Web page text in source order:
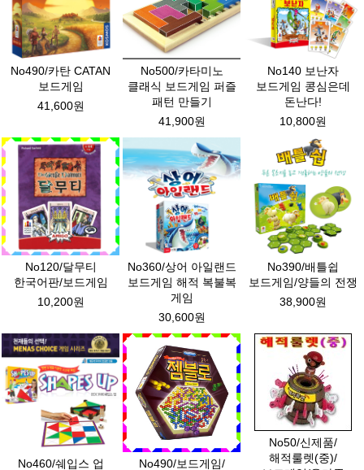
No490/카탄 CATAN
보드게임
41,600원
No500/카타미노
클래식 보드게임 퍼즐
패턴 만들기
41,900원
No140 보난자
보드게임 콩심은데
돈난다!
10,800원
No120/달무티
한국어판/보드게임
10,200원
No360/상어 아일랜드
보드게임 해적 복불복
게임
30,600원
No390/배틀쉽
보드게임/양들의 전쟁
38,900원
No460/쉐입스 업
No490/보드게임/
No50/신제품/
해적룰렛(중)/